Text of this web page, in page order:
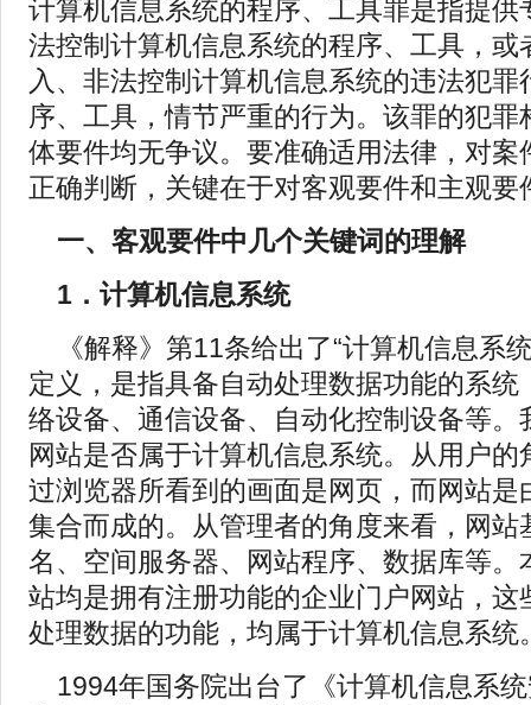
计算机信息系统的程序、工具罪是指提供
法控制计算机信息系统的程序、工具，或
入、非法控制计算机信息系统的违法犯罪
序、工具，情节严重的行为。该罪的犯罪
体要件均无争议。要准确适用法律，对案
正确判断，关键在于对客观要件和主观要
一、客观要件中几个关键词的理解
1．计算机信息系统
《解释》第11条给出了“计算机信息系
定义，是指具备自动处理数据功能的系统
络设备、通信设备、自动化控制设备等。
网站是否属于计算机信息系统。从用户的
过浏览器所看到的画面是网页，而网站是
集合而成的。从管理者的角度来看，网站
名、空间服务器、网站程序、数据库等。
站均是拥有注册功能的企业门户网站，这
处理数据的功能，均属于计算机信息系统
1994年国务院出台了《计算机信息系